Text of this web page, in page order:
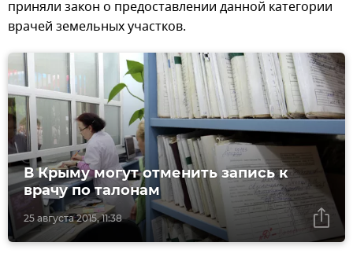
приняли закон о предоставлении данной категории
врачей земельных участков.
25 августа 2015, 11:38
В Крыму могут отменить запись к
врачу по талонам